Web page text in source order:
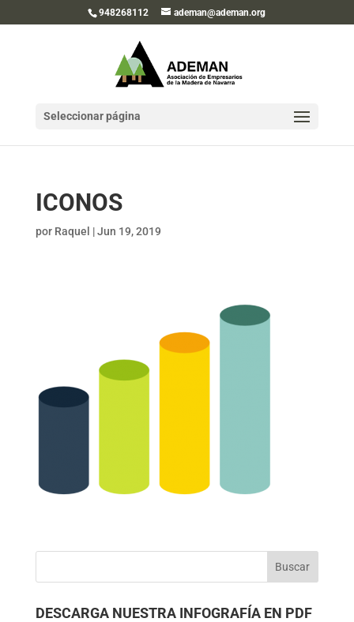
948268112 ademan@ademan.org
Seleccionar página
ICONOS
por Raquel |Jun 19, 2019
DESCARGA NUESTRA INFOGRAFÍA EN PDF